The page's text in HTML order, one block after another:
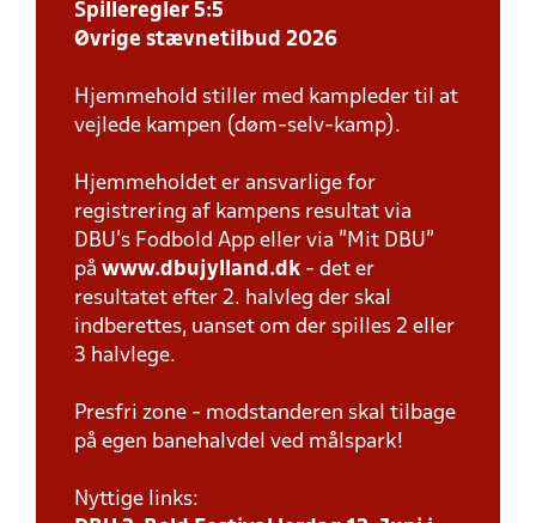
Spilleregler 5:5
Øvrige stævnetilbud 2026
Hjemmehold stiller med kampleder til at
vejlede kampen (døm-selv-kamp).
Hjemmeholdet er ansvarlige for
registrering af kampens resultat via
DBU’s Fodbold App eller via ”Mit DBU”
på www.dbujylland.dk - det er
resultatet efter 2. halvleg der skal
indberettes, uanset om der spilles 2 eller
3 halvlege.
Presfri zone - modstanderen skal tilbage
på egen banehalvdel ved målspark!
Nyttige links: